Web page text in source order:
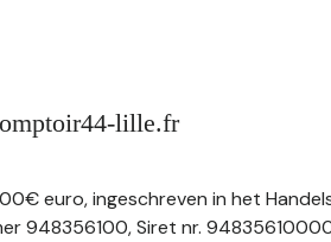
lille.fr
euro, ingeschreven in het
948356100, Siret nr.